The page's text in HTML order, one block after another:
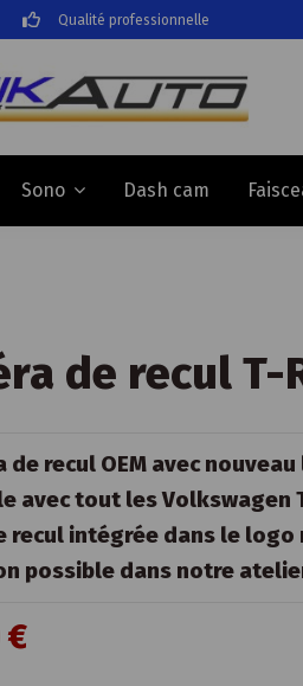
Qualité professionnelle
Sono Dash cam
de recul T-
de recul OEM avec
avec tout les Volkswagen
recul intégrée dans le
possible dans notre
€